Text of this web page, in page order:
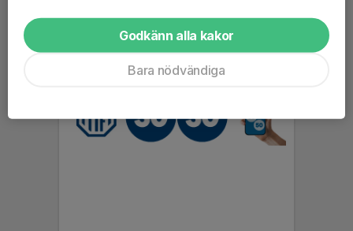
Godkänn alla kakor
Bara nödvändiga